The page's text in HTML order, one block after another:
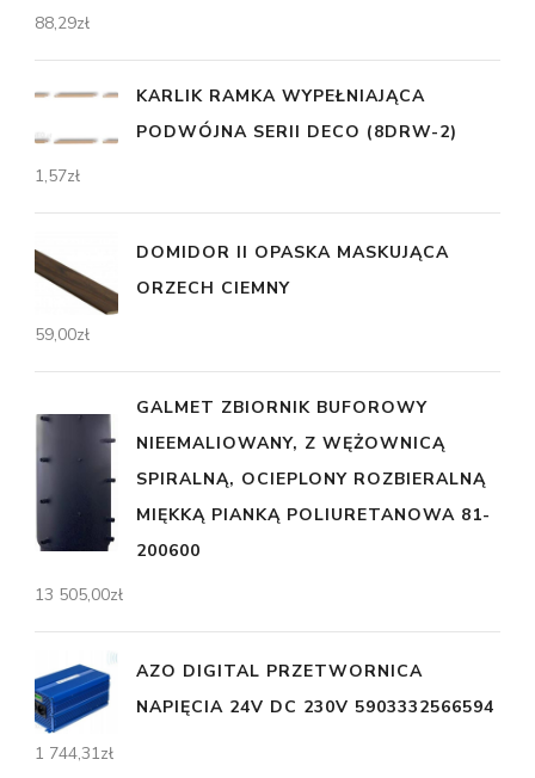
88,29zł
KARLIK RAMKA WYPEŁNIAJĄCA
PODWÓJNA SERII DECO (8DRW-2)
1,57zł
DOMIDOR II OPASKA MASKUJĄCA
ORZECH CIEMNY
59,00zł
GALMET ZBIORNIK BUFOROWY
NIEEMALIOWANY, Z WĘŻOWNICĄ
SPIRALNĄ, OCIEPLONY ROZBIERALNĄ
MIĘKKĄ PIANKĄ POLIURETANOWA 81-
200600
13 505,00zł
AZO DIGITAL PRZETWORNICA
NAPIĘCIA 24V DC 230V 5903332566594
1 744,31zł